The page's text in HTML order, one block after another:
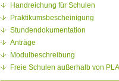
Handreichung für Schulen
Praktikumsbescheinigung
Stundendokumentation
Anträge
Modulbeschreibung
Freie Schulen außerhalb von